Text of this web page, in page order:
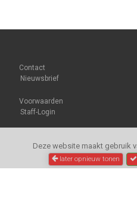
Deze website maakt gebruik
later opnieuw tonen
Contact
Nieuwsbrief
Voorwaarden
Staff-Login